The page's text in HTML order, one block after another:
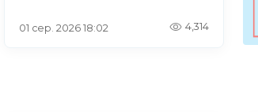
01 сер. 2026 18:02 4,314